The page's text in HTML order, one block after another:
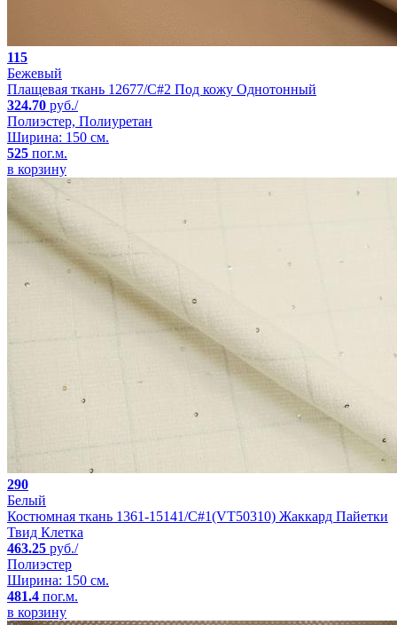
115
Бежевый
Плащевая ткань 12677/C#2 Под кожу Однотонный
324.70 руб./
Полиэстер, Полиуретан
Ширина: 150 см.
525 пог.м.
в корзину
290
Белый
Костюмная ткань 1361-15141/C#1(VT50310) Жаккард Пайетки
Твид Клетка
463.25 руб./
Полиэстер
Ширина: 150 см.
481.4 пог.м.
в корзину